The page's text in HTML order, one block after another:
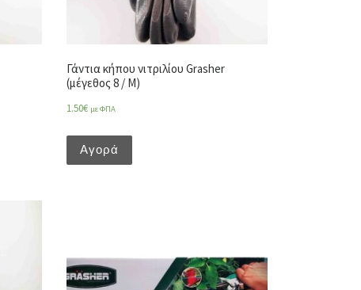
Γάντια κήπου νιτριλίου Grasher
(μέγεθος 8 / Μ)
1.50€ με ΦΠΑ
Αγορά